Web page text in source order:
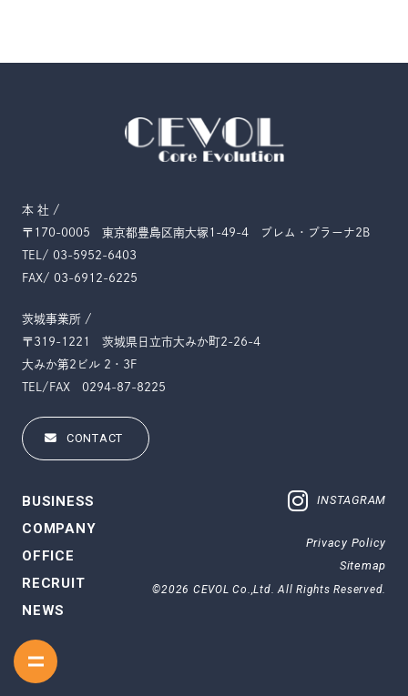
本 社 /
〒170-0005 東京都豊島区南大塚1-49-4
プレム・プラーナ2B
TEL/ 03-5952-6403
FAX/ 03-6912-6225
茨城事業所 /
〒319-1221 茨城県日立市大みか町2-26-4
大みか第2ビル 2・3F
TEL/FAX 0294-87-8225
CONTACT
BUSINESS
COMPANY
OFFICE
RECRUIT
NEWS
INSTAGRAM
Privacy Policy
Sitemap
©2026 CEVOL Co.,Ltd. All Rights Reserved.